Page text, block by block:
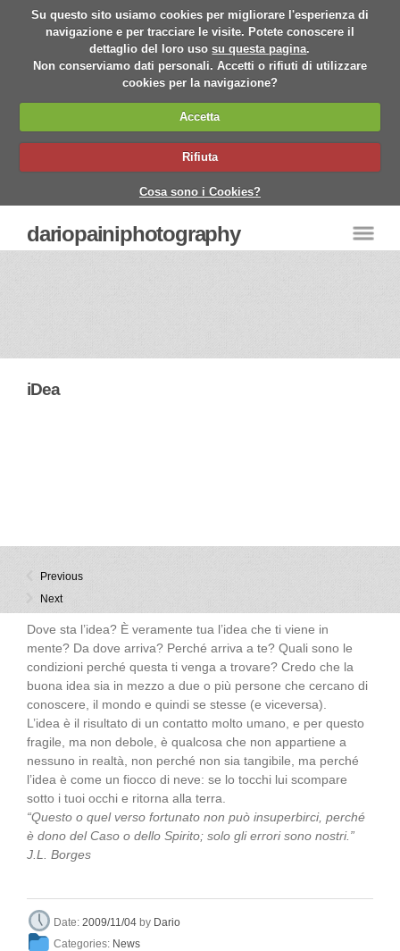
Su questo sito usiamo cookies per migliorare l'esperienza di
navigazione e per tracciare le visite. Potete conoscere il
dettaglio del loro usosu questa pagina.
Non conserviamo dati personali. Accetti o rifiuti di utilizzare
cookies per la navigazione?
Accetta
Rifiuta
Cosa sono i Cookies?
dariopainiphotography
iDea
Previous
Next
Dove sta l’idea? È veramente tua l’idea che ti viene in
mente? Da dove arriva? Perché arriva a te? Quali sono le
condizioni perché questa ti venga a trovare? Credo che la
buona idea sia in mezzo a due o più persone che cercano di
conoscere, il mondo e quindi se stesse (e viceversa).
L’idea è il risultato di un contatto molto umano, e per questo
fragile, ma non debole, è qualcosa che non appartiene a
nessuno in realtà, non perché non sia tangibile, ma perché
l’idea è come un fiocco di neve: se lo tocchi lui scompare
sotto i tuoi occhi e ritorna alla terra.
“Questo o quel verso fortunato non può insuperbirci, perché
è dono del Caso o dello Spirito; solo gli errori sono nostri.”
J.L. Borges
Date:2009/11/04 by Dario
Categories: News